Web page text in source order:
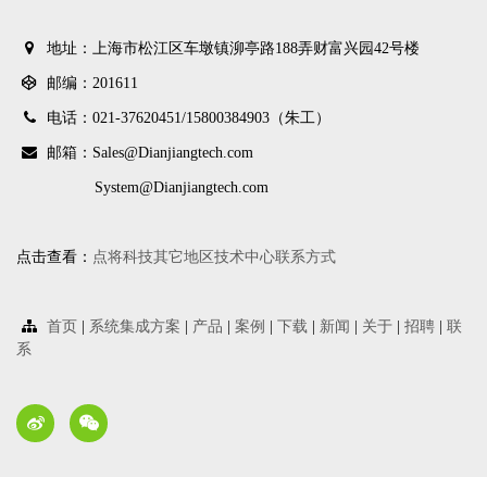
地址：上海市松江区车墩镇泖亭路188弄财富兴园42号楼
邮编：201611
电话：021-37620451/15800384903（朱工）
邮箱：Sales@Dianjiangtech.com
System@Dianjiangtech.com
点击查看： 点将科技其它地区技术中心联系方式
首页 系统集成方案 产品 案例 下载 新闻 关于 招聘
联
系